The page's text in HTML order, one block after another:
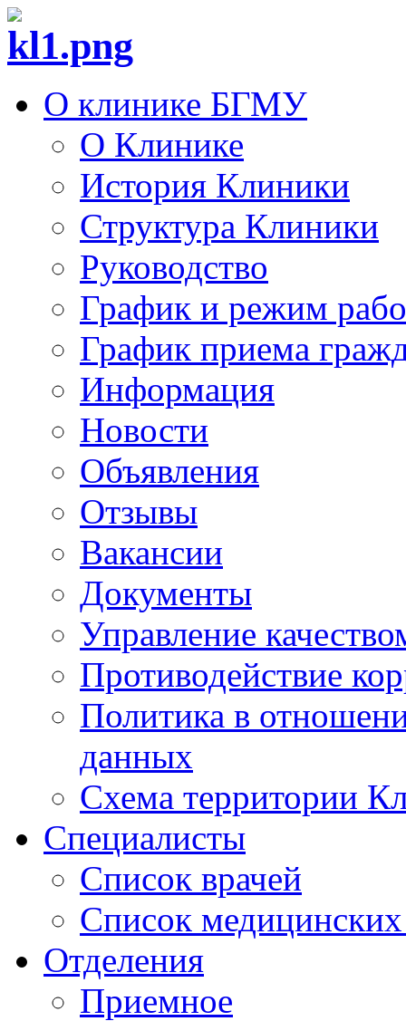
О клинике БГМУ
О Клинике
История Клиники
Структура Клиники
Руководство
График и режим
График приема
Информация
Новости
Объявления
Отзывы
Вакансии
Документы
Управление
Противодействие
Политика в
данных
Схема территории
Специалисты
Список врачей
Список медицинских
Отделения
Приемное